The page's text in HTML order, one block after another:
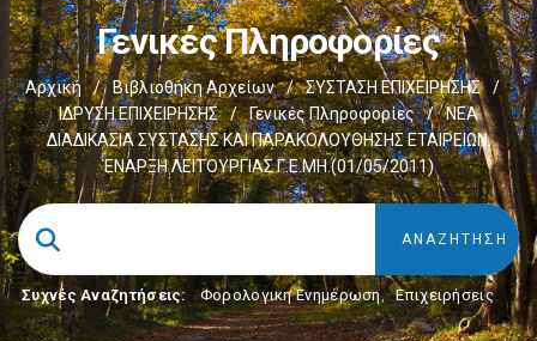
Γενικές Πληροφορίες
Αρχική / Βιβλιοθήκη Αρχείων / ΣΥΣΤΑΣΗ ΕΠΙΧΕΙΡΗΣΗΣ
/
ΙΔΡΥΣΗ ΕΠΙΧΕΙΡΗΣΗΣ
/ Γενικές Πληροφορίες /
NΕΑ
ΔΙΑΔΙΚΑΣΙΑ ΣΥΣΤΑΣΗΣ ΚΑΙ ΠΑΡΑΚΟΛΟΥΘΗΣΗΣ ΕΤΑΙΡΕΙΩΝ.
ΈΝΑΡΞΗ ΛΕΙΤΟΥΡΓΙΑΣ Γ.E.MH.(01/05/2011)
Συχνές Αναζητήσεις: Φορολογικη Ενημέρωση, Επιχειρήσεις